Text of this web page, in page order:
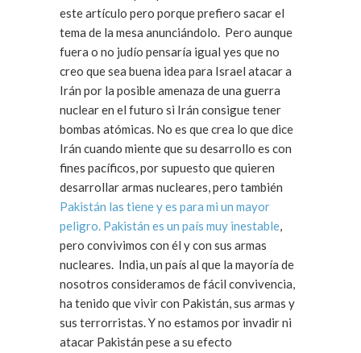
este artículo pero porque prefiero sacar el
tema de la mesa anunciándolo. Pero aunque
fuera o no judío pensaría igual yes que no
creo que sea buena idea para Israel atacar a
Irán por la posible amenaza de una guerra
nuclear en el futuro si Irán consigue tener
bombas atómicas. No es que crea lo que dice
Irán cuando miente que su desarrollo es con
fines pacíficos, por supuesto que quieren
desarrollar armas nucleares, pero también
Pakistán las tiene y es para mi un mayor
peligro. Pakistán es un país muy inestable,
pero convivimos con él y con sus armas
nucleares. India, un país al que la mayoría de
nosotros consideramos de fácil convivencia,
ha tenido que vivir con Pakistán, sus armas y
sus terrorristas. Y no estamos por invadir ni
atacar Pakistán pese a su efecto